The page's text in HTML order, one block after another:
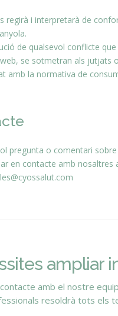
regirà i interpretarà de
de qualsevol conflicte
web, se sotmetran als jutjats
amb la normativa de
pregunta o comentari
en contacte amb nosaltres
ampliar
amb el nostre
resoldrà tots els